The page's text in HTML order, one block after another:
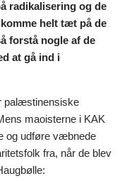
radikalisering og de
helt tæt på de
forstå nogle af de
at gå ind i
palæstinensiske
maoisterne i KAK
og udføre væbnede
fra, når de blev